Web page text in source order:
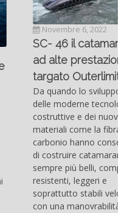
Novembre 6, 2022
SC- 46 il catamarano
ad alte prestazioni
targato Outerlimits.
Da quando lo sviluppo
delle moderne tecnologie
costruttive e dei nuovi
materiali come la fibra di
carbonio hanno consentito
di costruire catamarani
sempre più belli, compatti,
resistenti, leggeri e
soprattutto stabili veloci
con una manovrabilità...